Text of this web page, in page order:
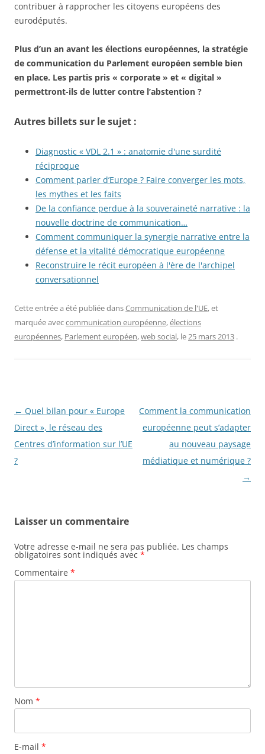
contribuer à rapprocher les citoyens européens des
eurodéputés.
Plus d’un an avant les élections européennes, la stratégie
de communication du Parlement européen semble bien
en place. Les partis pris « corporate » et « digital »
permettront-ils de lutter contre l’abstention ?
Autres billets sur le sujet :
Diagnostic « VDL 2.1 » : anatomie d'une surdité
réciproque
Comment parler d’Europe ? Faire converger les mots,
les mythes et les faits
De la confiance perdue à la souveraineté narrative : la
nouvelle doctrine de communication…
Comment communiquer la synergie narrative entre la
défense et la vitalité démocratique européenne
Reconstruire le récit européen à l'ère de l'archipel
conversationnel
Cette entrée a été publiée dansCommunication de l'UE, et
marquée aveccommunication européenne,élections
européennes, Parlement européen,web social, le25 mars 2013 .
Navigation
des
articles
← Quel bilan pour « Europe
Direct », le réseau des
Centres d’information sur l’UE
?
Comment la communication
européenne peut s’adapter
au nouveau paysage
médiatique et numérique ?
→
Laisser un commentaire
Votre adresse e-mail ne sera pas publiée. Les champs
obligatoires sont indiqués avec *
Commentaire *
Nom *
E-mail *